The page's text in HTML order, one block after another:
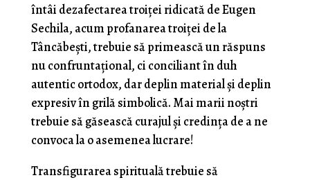
întâi dezafectarea troiţei ridicată de Eugen
Sechila, acum profanarea troiţei de la
Tâncăbeşti, trebuie să primească un răspuns
nu confruntaţional, ci conciliant în duh
autentic ortodox, dar deplin material şi deplin
expresiv în grilă simbolică. Mai marii noştri
trebuie să găsească curajul şi credinţa de a ne
convoca la o asemenea lucrare!
Transfigurarea spirituală trebuie să